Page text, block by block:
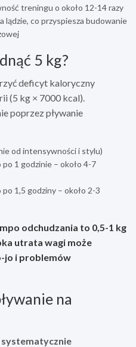
treningu o około 12-14 razy
lądzie, co przyspiesza budowanie
5 kg?
deficyt kaloryczny
(5 kg × 7000 kcal).
poprzez pływanie
od intensywności i stylu)
1 godzinie – około 4-7
1,5 godziny – około 2-3
odchudzania to 0,5-1 kg
utrata wagi może
jo i problemów
na
systematycznie